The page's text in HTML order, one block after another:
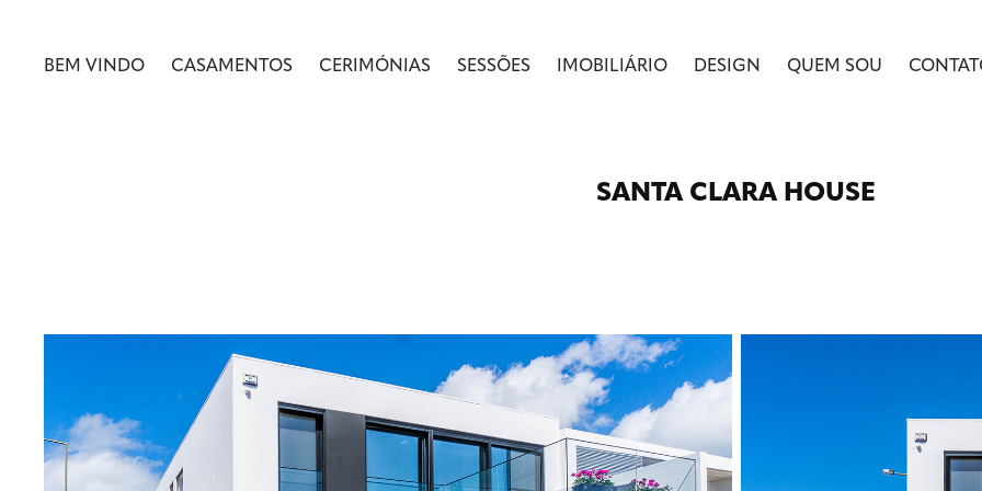
BEM VINDO CASAMENTOS CERIMÓNIAS SESSÕES IMOBILIÁRIO DESIGN QUEM SOU
SANTA CLARA HOUSE